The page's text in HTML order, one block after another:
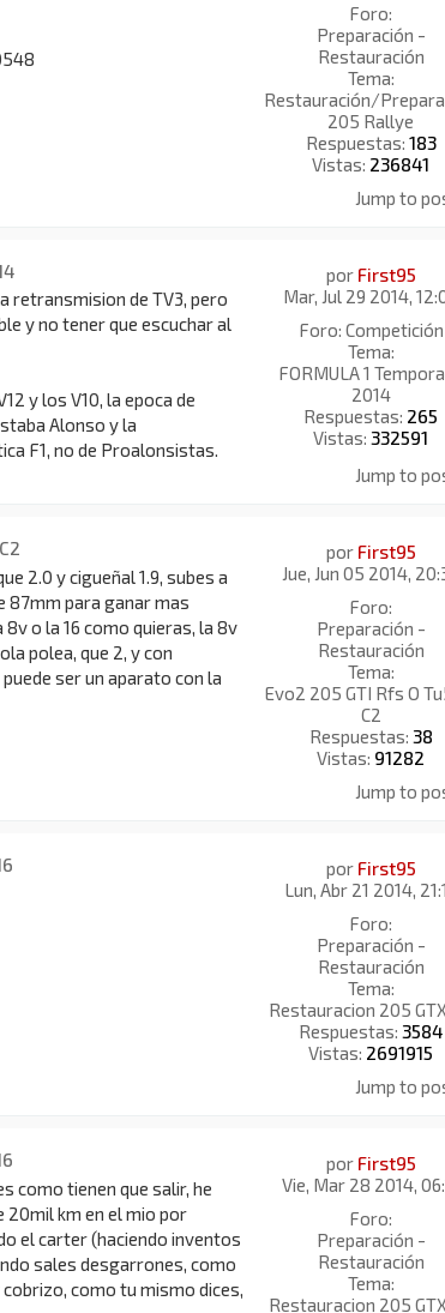
Foro:
Preparación -
Restauración
Tema:
Restauración/
205 Rallye
Respuestas: 183
Vistas: 236841
Jump to
por First95
Mar, Jul 29 2014,
Foro: Competición
Tema:
FORMULA 1
2014
Respuestas: 265
Vistas: 332591
retransmision de TV3, pero
y no tener que escuchar al
y los V10, la epoca de
Alonso y la
F1, no de Proalonsistas.
Jump to
por First95
Jue, Jun 05 2014,
Foro:
Preparación -
Restauración
Tema:
Evo2 205 GTI Rfs O
C2
Respuestas: 38
Vistas: 91282
2.0 y cigueñal 1.9, subes a
87mm para ganar mas
o la 16 como quieras, la 8v
polea, que 2, y con
ser un aparato con la
Jump to
por First95
Lun, Abr 21 2014,
Foro:
Preparación -
Restauración
Tema:
Restauracion 205
Respuestas: 3584
Vistas: 2691915
Jump to
por First95
Vie, Mar 28 2014,
Foro:
Preparación -
Restauración
Tema:
Restauracion 205
como tienen que salir, he
20mil km en el mio por
el carter (haciendo inventos
sales desgarrones, como
como tu mismo dices,